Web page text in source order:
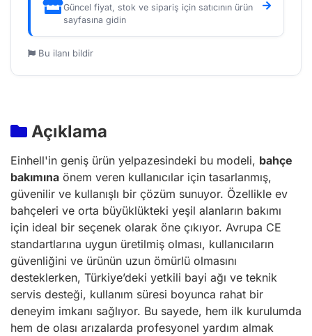
Güncel fiyat, stok ve sipariş için satıcının ürün
sayfasına gidin
Bu ilanı bildir
Açıklama
Einhell'in geniş ürün yelpazesindeki bu modeli, bahçe
bakımına önem veren kullanıcılar için tasarlanmış,
güvenilir ve kullanışlı bir çözüm sunuyor. Özellikle ev
bahçeleri ve orta büyüklükteki yeşil alanların bakımı
için ideal bir seçenek olarak öne çıkıyor. Avrupa CE
standartlarına uygun üretilmiş olması, kullanıcıların
güvenliğini ve ürünün uzun ömürlü olmasını
desteklerken, Türkiye’deki yetkili bayi ağı ve teknik
servis desteği, kullanım süresi boyunca rahat bir
deneyim imkanı sağlıyor. Bu sayede, hem ilk kurulumda
hem de olası arızalarda profesyonel yardım almak